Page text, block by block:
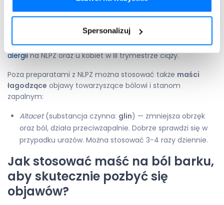
Spersonalizuj
delikatnie wmasować w skórę 1-2 razy dziennie przez 7
Żadnego z preparatów nie należy stosować w przypadku
alergiina NLPZ oraz u kobiet w III trymestrze ciąży.
Poza preparatami z NLPZ można stosować także maści
łagodzące objawy towarzyszące bólowi i stanom
zapalnym:
Altacet(substancja czynna: glin) — zmniejsza obrzęk
oraz ból, działa przeciwzapalnie. Dobrze sprawdzi się w
przypadku urazów. Można stosować 3-4 razy dziennie.
Jak stosować maść na ból barku,
aby skutecznie pozbyć się
objawów?